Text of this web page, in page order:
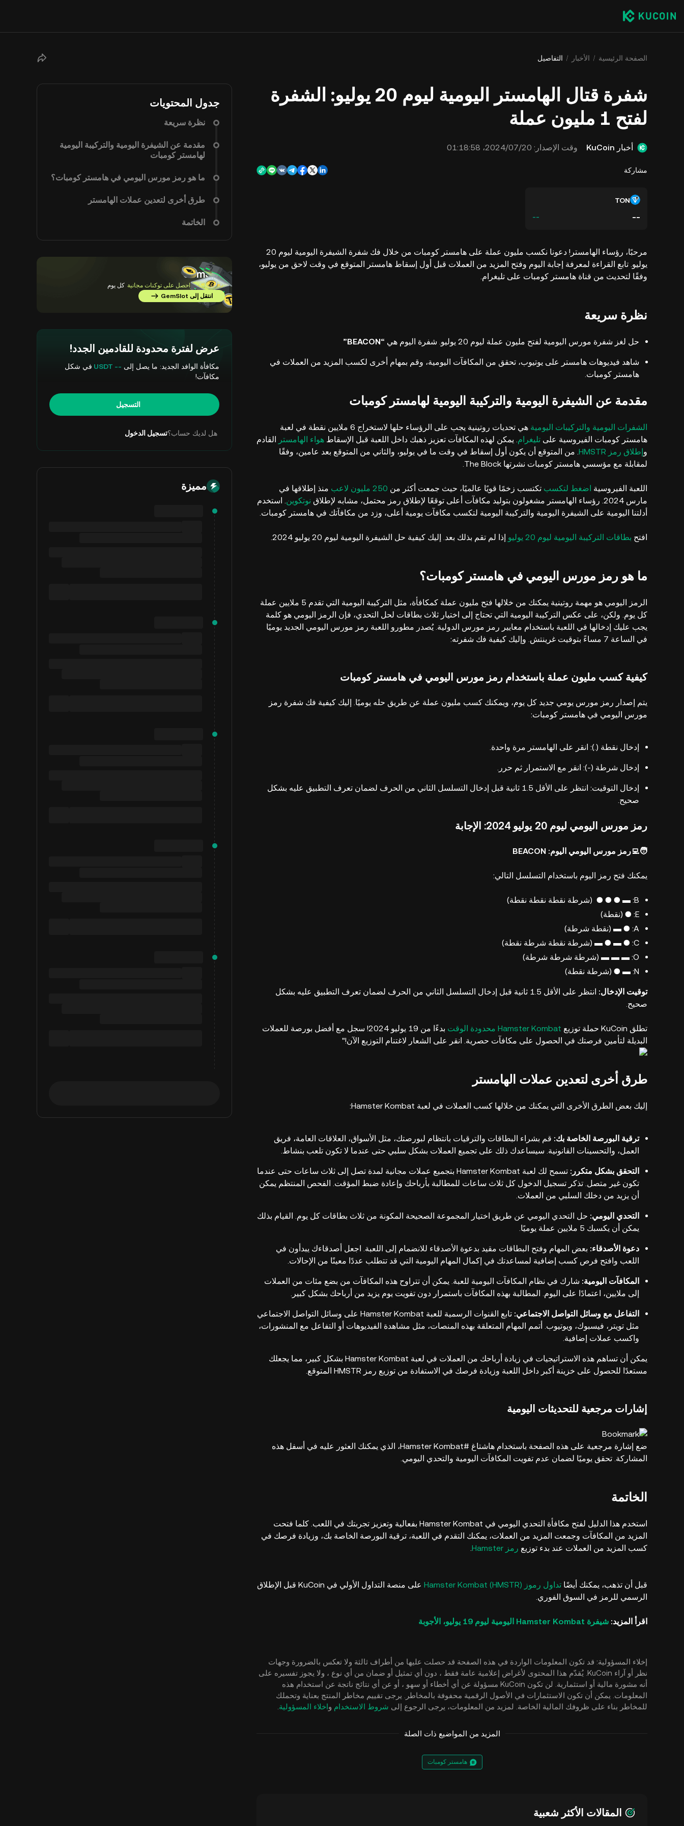
الصفحة الرئيسية الأخبار التفاصيل
شفرة قتال الهامستر اليومية ليوم 20 يوليو: الشفرة
لفتح 1 مليون عملة
أخبار KuCoin وقت الإصدار: 20‏/07‏/2024، 01:18:58
مشاركة
TON
--
--
مرحبًا، رؤساء الهامستر! دعونا نكسب مليون عملة على هامستر كومبات من خلال فك شفرة الشيفرة اليومية ليوم 20
يوليو. تابع القراءة لمعرفة إجابة اليوم وفتح المزيد من العملات قبل أول إسقاط هامستر المتوقع في وقت لاحق من يوليو،
وفقًا لتحديث من قناة هامستر كومبات على تليغرام.
نظرة سريعة
حل لغز شفرة مورس اليومية لفتح مليون عملة ليوم 20 يوليو. شفرة اليوم هي “BEACON”
شاهد فيديوهات هامستر على يوتيوب، تحقق من المكافآت اليومية، وقم بمهام أخرى لكسب المزيد من العملات في
هامستر كومبات.
مقدمة عن الشيفرة اليومية والتركيبة اليومية لهامستر كومبات
الشفرات اليومية والتركيبات اليومية
هي تحديات روتينية يجب على الرؤساء حلها لاستخراج 6 ملايين نقطة في لعبة
هامستر كومبات الفيروسية على تليغرام. يمكن لهذه المكافآت تعزيز ذهبك داخل اللعبة قبل الإسقاط هواء الهامستر القادم
وإطلاق رمز HMSTR
. من المتوقع أن يكون أول إسقاط في وقت ما في يوليو، والثاني من المتوقع بعد عامين، وفقًا
لمقابلة مع مؤسسي هامستر كومبات نشرتها The Block.
اللعبة الفيروسية اضغط لتكسب تكتسب زخمًا قويًا عالميًا، حيث جمعت أكثر من 250 مليون لاعب
منذ إطلاقها في
مارس 2024. رؤساء الهامستر مشغولون بتوليد مكافآت أعلى توقعًا لإطلاق رمز محتمل، مشابه لإطلاق
نوتكوين. استخدم
أدلتنا اليومية على الشيفرة اليومية والتركيبة اليومية لتكسب مكافآت يومية أعلى، وزد من مكافآتك في هامستر كومبات.
افتح بطاقات التركيبة اليومية ليوم 20 يوليو إذا لم تقم بذلك بعد. إليك كيفية حل الشيفرة اليومية ليوم 20 يوليو 2024.
ما هو رمز مورس اليومي في هامستر كومبات؟
الرمز اليومي هو مهمة روتينية يمكنك من خلالها فتح مليون عملة كمكافأة، مثل التركيبة اليومية التي تقدم 5 ملايين عملة
كل يوم. ولكن، على عكس التركيبة اليومية التي تحتاج إلى اختيار ثلاث بطاقات لحل التحدي، فإن الرمز اليومي هو كلمة
يجب عليك إدخالها في اللعبة باستخدام معايير رمز مورس الدولية. يُصدر مطورو اللعبة رمز مورس اليومي الجديد يوميًا
في الساعة 7 مساءً بتوقيت غرينتش. وإليك كيفية فك شفرته:
كيفية كسب مليون عملة باستخدام رمز مورس اليومي في هامستر كومبات
يتم إصدار رمز مورس يومي جديد كل يوم، ويمكنك كسب مليون عملة عن طريق حله يوميًا. إليك كيفية فك شفرة رمز
مورس اليومي في هامستر كومبات:
إدخال نقطة (.): انقر على الهامستر مرة واحدة.
إدخال شرطة (-): انقر مع الاستمرار ثم حرر.
إدخال التوقيت: انتظر على الأقل 1.5 ثانية قبل إدخال التسلسل الثاني من الحرف لضمان تعرف التطبيق عليه بشكل
صحيح.
رمز مورس اليومي ليوم 20 يوليو 2024: الإجابة
🧑‍💻رمز مورس اليومي اليوم: BEACON
يمكنك فتح رمز اليوم باستخدام التسلسل التالي:
B: ▬ ● ● ● (شرطة نقطة نقطة نقطة)
E: ● (نقطة)
A: ● ▬ (نقطة شرطة)
C: ● ▬ ● ▬ (شرطة نقطة شرطة نقطة)
O: ▬ ▬ ▬ (شرطة شرطة شرطة)
N: ▬ ● (شرطة نقطة)
توقيت الإدخال:
انتظر على الأقل 1.5 ثانية قبل إدخال التسلسل الثاني من الحرف لضمان تعرف التطبيق عليه بشكل
صحيح.
تطلق KuCoin حملة توزيع Hamster Kombat محدودة الوقت
بدءًا من 19 يوليو 2024! سجل مع أفضل بورصة للعملات
البديلة لتأمين فرصتك في الحصول على مكافآت حصرية. انقر على الشعار لاغتنام التوزيع الآن!"
طرق أخرى لتعدين عملات الهامستر
إليك بعض الطرق الأخرى التي يمكنك من خلالها كسب العملات في لعبة Hamster Kombat:
ترقية البورصة الخاصة بك: قم بشراء البطاقات والترقيات بانتظام لبورصتك، مثل الأسواق، العلاقات العامة، فريق
العمل، والتحسينات القانونية. سيساعدك ذلك على تجميع العملات بشكل سلبي حتى عندما لا تكون تلعب بنشاط.
التحقق بشكل متكرر:
تسمح لك لعبة Hamster Kombat بتجميع عملات مجانية لمدة تصل إلى ثلاث ساعات حتى عندما
تكون غير متصل. تذكر تسجيل الدخول كل ثلاث ساعات للمطالبة بأرباحك وإعادة ضبط المؤقت. الفحص المنتظم يمكن
أن يزيد من دخلك السلبي من العملات.
التحدي اليومي: حل التحدي اليومي عن طريق اختيار المجموعة الصحيحة المكونة من ثلاث بطاقات كل يوم. القيام بذلك
يمكن أن يكسبك 5 ملايين عملة يوميًا.
دعوة الأصدقاء: بعض المهام وفتح البطاقات مقيد بدعوة الأصدقاء للانضمام إلى اللعبة. اجعل أصدقاءك يبدأون في
اللعب وافتح فرص كسب إضافية لمساعدتك في إكمال المهام اليومية التي قد تتطلب عددًا معينًا من الإحالات.
المكافآت اليومية: شارك في نظام المكافآت اليومية للعبة. يمكن أن تتراوح هذه المكافآت من بضع مئات من العملات
إلى ملايين، اعتمادًا على اليوم. المطالبة بهذه المكافآت باستمرار دون تفويت يوم يزيد من أرباحك بشكل كبير.
التفاعل مع وسائل التواصل الاجتماعي:
تابع القنوات الرسمية للعبة Hamster Kombat على وسائل التواصل الاجتماعي
مثل تويتر، فيسبوك، ويوتيوب. أتمم المهام المتعلقة بهذه المنصات، مثل مشاهدة الفيديوهات أو التفاعل مع المنشورات،
واكسب عملات إضافية.
يمكن أن تساهم هذه الاستراتيجيات في زيادة أرباحك من العملات في لعبة Hamster Kombat بشكل كبير، مما يجعلك
مستعدًا للحصول على خزينة أكبر داخل اللعبة وزيادة فرصك في الاستفادة من توزيع رمز HMSTR المتوقع.
إشارات مرجعية للتحديثات اليومية
ضع إشارة مرجعية على هذه الصفحة باستخدام هاشتاغ #Hamster Kombat، الذي يمكنك العثور عليه في أسفل هذه
المشاركة. تحقق يوميًا لضمان عدم تفويت المكافآت اليومية والتحدي اليومي.
الخاتمة
استخدم هذا الدليل لفتح مكافأة التحدي اليومي في Hamster Kombat بفعالية وتعزيز تجربتك في اللعب. كلما فتحت
المزيد من المكافآت وجمعت المزيد من العملات، يمكنك التقدم في اللعبة، ترقية البورصة الخاصة بك، وزيادة فرصك في
كسب المزيد من العملات عند بدء توزيع رمز Hamster .
قبل أن تذهب، يمكنك أيضًا تداول رموز Hamster Kombat (HMSTR)
على منصة التداول الأولي في KuCoin قبل الإطلاق
الرسمي للرمز في السوق الفوري.
اقرأ المزيد: شيفرة Hamster Kombat اليومية ليوم 19 يوليو، الأجوبة
إخلاء المسؤولية: قد تكون المعلومات الواردة في هذه الصفحة قد حصلت عليها من أطراف ثالثة ولا تعكس بالضرورة وجهات
نظر أو آراء KuCoin. يُقدّم هذا المحتوى لأغراض إعلامية عامة فقط ، دون أي تمثيل أو ضمان من أي نوع ، ولا يجوز تفسيره على
أنه مشورة مالية أو استثمارية. لن تكون KuCoin مسؤولة عن أي أخطاء أو سهو ، أو عن أي نتائج ناتجة عن استخدام هذه
المعلومات. يمكن أن تكون الاستثمارات في الأصول الرقمية محفوفة بالمخاطر. يرجى تقييم مخاطر المنتج بعناية وتحملك
للمخاطر بناء على ظروفك المالية الخاصة. لمزيد من المعلومات، يرجى الرجوع إلى شروط الاستخدام واخلاء المسؤولية
المزيد من المواضيع ذات الصلة
هامستر كومبات
المقالات الأكثر شعبية
جدول المحتويات
نظرة سريعة
مقدمة عن الشيفرة اليومية والتركيبة اليومية
لهامستر كومبات
ما هو رمز مورس اليومي في هامستر كومبات؟
طرق أخرى لتعدين عملات الهامستر
الخاتمة
GemSlot
أكمل المهامواحصل على توكنات مجانية كل يوم
انتقل إلى GemSlot
عرض لفترة محدودة للقادمين الجدد!
مكافأة الوافد الجديد: ما يصل إلى -- USDT
في شكل
مكافآت!
التسجيل
هل لديك حساب؟تسجيل الدخول
مميزة